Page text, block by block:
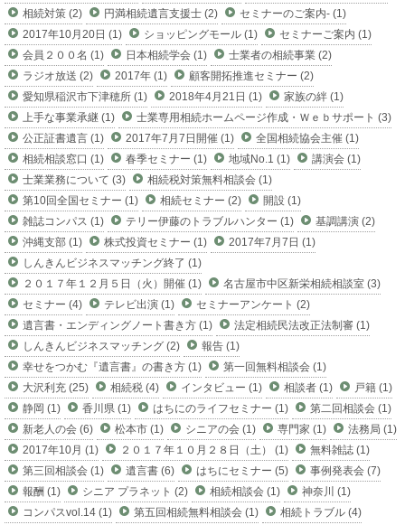
相続対策 (2)
円満相続遺言支援士 (2)
セミナーのご案内- (1)
2017年10月20日 (1)
ショッピングモール (1)
セミナーご案内 (1)
会員２００名 (1)
日本相続学会 (1)
士業者の相続事業 (2)
ラジオ放送 (2)
2017年 (1)
顧客開拓推進セミナー (2)
愛知県稲沢市下津穂所 (1)
2018年4月21日 (1)
家族の絆 (1)
上手な事業承継 (1)
士業専用相続ホームページ作成・Ｗｅｂサポート (3)
公正証書遺言 (1)
2017年7月7日開催 (1)
全国相続協会主催 (1)
相続相談窓口 (1)
春季セミナー (1) 地域No.1 (1)
講演会 (1)
士業業務について (3)
相続税対策無料相談会 (1)
第10回全国セミナー (1)
相続セミナー (2)
開設 (1)
雑誌コンパス (1)
テリー伊藤のトラブルハンター (1)
基調講演 (2)
沖縄支部 (1)
株式投資セミナー (1)
2017年7月7日 (1)
しんきんビジネスマッチング終了 (1)
２０１７年１２月５日（火）開催 (1)
名古屋市中区新栄相続相談室 (3)
セミナー (4)
テレビ出演 (1)
セミナーアンケート (2)
遺言書・エンディングノート書き方 (1)
法定相続民法改正法制審 (1)
しんきんビジネスマッチング (2)
報告 (1)
幸せをつかむ『遺言書』の書き方 (1)
第一回無料相談会 (1)
大沢利充 (25)
相続税 (4) インタビュー (1) 相談者 (1)
戸籍 (1)
静岡 (1)
香川県 (1) はちにのライフセミナー (1)
第二回相談会 (1)
新老人の会 (6)
松本市 (1) シニアの会 (1) 専門家 (1)
法務局 (1)
2017年10月 (1)
２０１７年１０月２８日（土） (1)
無料雑誌 (1)
第三回相談会 (1)
遺言書 (6) はちにセミナー (5)
事例発表会 (7)
報酬 (1)
シニア プラネット (2) 相続相談会 (1)
神奈川 (1)
コンパスvol.14 (1)
第五回相続無料相談会 (1)
相続トラブル (4)